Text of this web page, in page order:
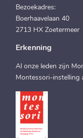
Bezoekadres:
Boerhaavelaan 40
2713 HX Zoetermeer
Erkenning
Al onze leden zijn
Montessori-instelling